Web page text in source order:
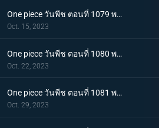
One piece วันพีช ตอนที่ 1079 พากย์ไทย ยามเช้ามาถึง การพักผ่อนของพวกลูฟี่
Oct. 15, 2023
One piece วันพีช ตอนที่ 1080 พากย์ไทย งานเลี้ยงฉลอง เหล่าจักรพรรดิแห่งท้องทะเลคนใหม่
Oct. 22, 2023
One piece วันพีช ตอนที่ 1081 พากย์ไทย โลกจะลุกเป็นไฟ การโจมตีของพลเรือเอก
Oct. 29, 2023